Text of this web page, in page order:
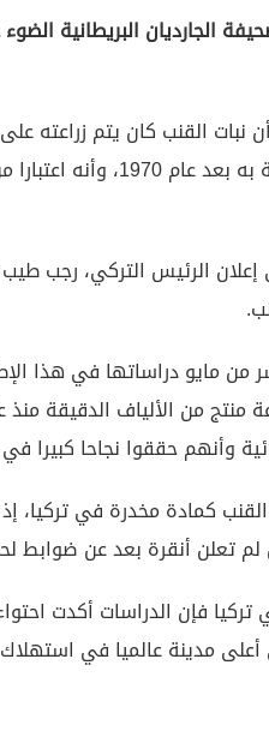
الجارديان البريطانية
نبات القنب كان يتم زراعته
من مايو دراساتها في هذا
وأنهم حققوا نجاحا كبيرا
كمادة مخدرة في تركيا، إذ
تعلن أنقرة بعد عن ضوابط
فإن الدراسات أكدت
أعلى مدينة عالميا في